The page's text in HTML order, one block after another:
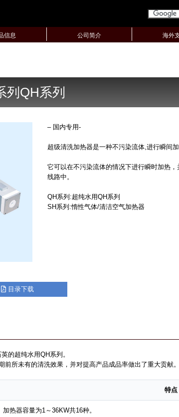
信息 公司简介 海外
列QH系列
– 国内专用-
超级清洗加热器是一种不污染流体,进行瞬间加
它可以在不污染流体的情况下进行瞬时加热
线路中。
QH系列:超纯水用QH系列
SH系列:惰性气体/清洁空气加热器
目录下载
的超纯水用QH系列。
前所未有的清洗效果，并对提高产品成品率做出了重大贡献。
特点
加热器容量为1～36KW共16种。